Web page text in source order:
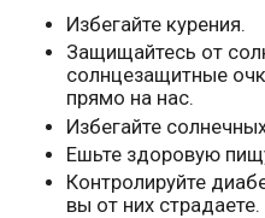
Избегайте курения.
Защищайтесь от
солнцезащитные
прямо на нас.
Избегайте
Ешьте здоровую
Контролируйте
вы от них страдаете.